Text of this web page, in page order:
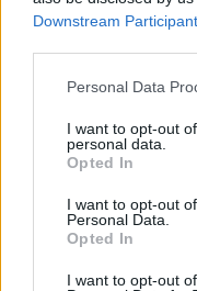
Downstream
Personal Data
I want to opt-out
personal data.
Opted In
I want to opt-out
Personal Data.
Opted In
I want to opt-out
Novo Bugatti
ainda não acabou